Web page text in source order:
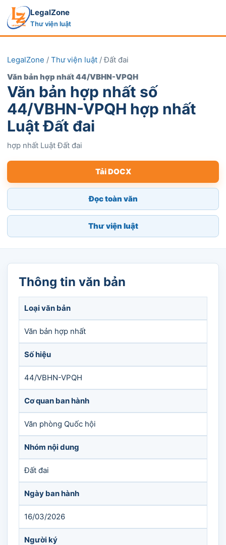
LegalZone
Thư viện luật
LegalZone / Thư viện luật / Đất đai
Văn bản hợp nhất 44/VBHN-VPQH
Văn bản hợp nhất số
44/VBHN-VPQH hợp nhất
Luật Đất đai
hợp nhất Luật Đất đai
Tải DOCX
Đọc toàn văn
Thư viện luật
Thông tin văn bản
Loại văn bản
Văn bản hợp nhất
Số hiệu
44/VBHN-VPQH
Cơ quan ban hành
Văn phòng Quốc hội
Nhóm nội dung
Đất đai
Ngày ban hành
16/03/2026
Người ký